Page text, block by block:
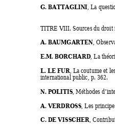
G. BATTAGLINI, La
TITRE VIII. Sources du droit
A. BAUMGARTEN,
E.M. BORCHARD, La
L. LE FUR, La coutume et
international public, p. 362.
N. POLITIS, Méthodes
A. VERDROSS, Les
C. DE VISSCHER,